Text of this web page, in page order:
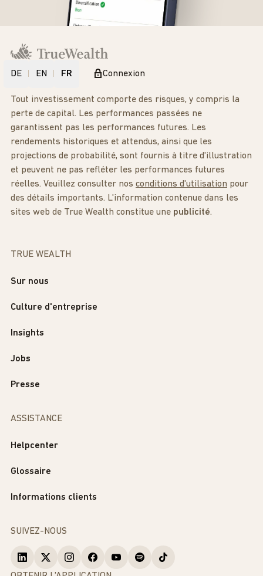
DE EN FR Connexion
Tout investissement comporte des risques, y compris la
perte de capital. Les performances passées ne
garantissent pas les performances futures. Les
rendements historiques et attendus, ainsi que les
projections de probabilité, sont fournis à titre d'illustration
et peuvent ne pas refléter les performances futures
réelles. Veuillez consulter nos conditions d'utilisation pour
des détails importants. L'information contenue dans les
sites web de True Wealth constitue une publicité.
TRUE WEALTH
Sur nous
Culture d'entreprise
Insights
Jobs
Presse
ASSISTANCE
Helpcenter
Glossaire
Informations clients
SUIVEZ-NOUS